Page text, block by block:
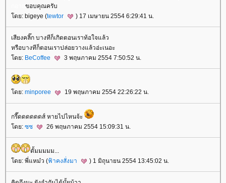
ขอบคุณครับ
ดย: bigeye (tewtor ) 17 เมษายน 2554 6:29:41 น.
เสียงคลิ๊ก บางทีก็เกิดตอนเราท้อใจแล้ว
หรือบางทีก็ตอนเราปล่อยวางแล้วอ่ะเนอะ
ดย: BeCoffee 3 พฤษภาคม 2554 7:50:52 น.
ดย: minporee 19 พฤษภาคม 2554 22:26:22 น.
กรี๊ดดดดดดส์ หายไปไหนจ้ะ
ดย: ซซ 26 พฤษภาคม 2554 15:09:31 น.
ตั้มมมมม...
ดย: พี่แหม๋ว (ฟ้าคงสั่งมา ) 1 มิถุนายน 2554 13:45:02 น.